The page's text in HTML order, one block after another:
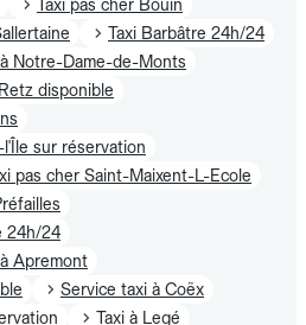
Taxi pas cher Bouin
Taxi Barbâtre 24h/24
Notre-Dame-de-Monts
disponible
sur réservation
pas cher Saint-Maixent-L-Ecole
24h/24
Apremont
Service taxi à Coëx
Taxi à Legé